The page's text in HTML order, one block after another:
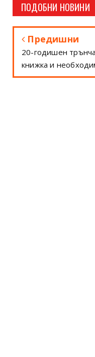
ПОДОБНИ НОВИНИ
Предишни
20-годишен
книжка и